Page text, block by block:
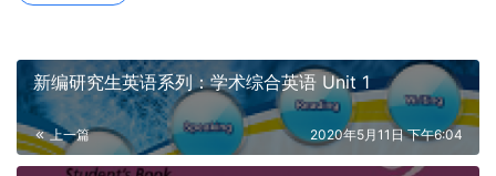
新编研究生英语系列：学术综合英语 Unit 1
上一篇 2020年5月11日 下午6:04